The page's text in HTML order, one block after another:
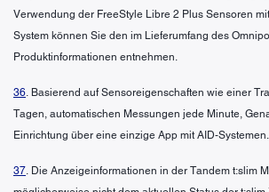
Verwendung der FreeStyle Libre 2 Plus Sensoren
System können Sie den im Lieferumfang des
Produktinformationen entnehmen.
36. Basierend auf Sensoreigenschaften wie einer
Tagen, automatischen Messungen jede Minute,
Einrichtung über eine einzige App mit AID-Systemen.
37. Die Anzeigeinformationen in der Tandem t:slim